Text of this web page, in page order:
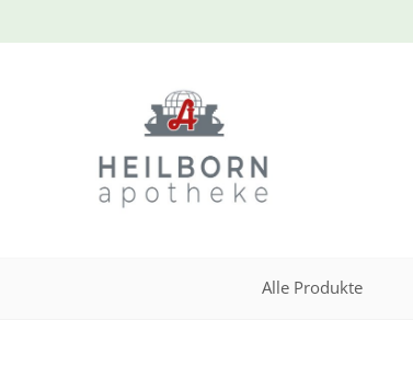
Alle Produkte